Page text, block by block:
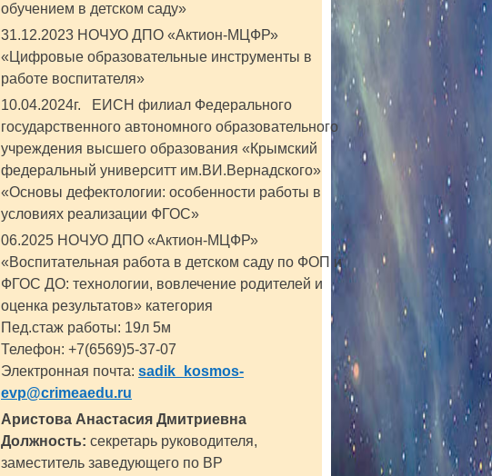
обучением в детском саду»
31.12.2023 НОЧУО ДПО «Актион-МЦФР»
«Цифровые образовательные инструменты в
работе воспитателя»
10.04.2024г. ЕИСН филиал Федерального
государственного автономного образовательного
учреждения высшего образования «Крымский
федеральный университт им.ВИ.Вернадского»
«Основы дефектологии: особенности работы в
условиях реализации ФГОС»
06.2025 НОЧУО ДПО «Актион-МЦФР»
«Воспитательная работа в детском саду по ФОП и
ФГОС ДО: технологии, вовлечение родителей и
оценка результатов» категория
Пед.стаж работы: 19л 5м
Телефон: +7(6569)5-37-07
Электронная почта: sadik_kosmos-
evp@crimeaedu.ru
Аристова Анастасия Дмитриевна
Должность: секретарь руководителя,
заместитель заведующего по ВР